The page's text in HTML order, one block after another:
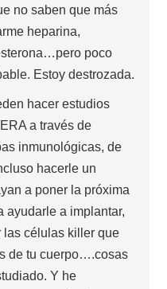
no saben que más
heparina,
poco
Estoy destrozada.
hacer estudios
a través de
inmunológicas, de
hacerle un
a poner la próxima
ayudarle a implantar,
las células killer que
de tu cuerpo….cosas
Y he